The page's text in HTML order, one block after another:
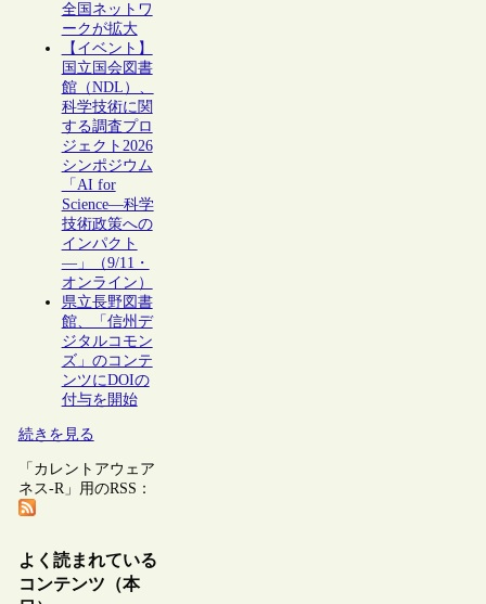
全国ネットワ
ークが拡大
【イベント】
国立国会図書
館（NDL）、
科学技術に関
する調査プロ
ジェクト2026
シンポジウム
「AI for
Science―科学
技術政策への
インパクト
―」（9/11・
オンライン）
県立長野図書
館、「信州デ
ジタルコモン
ズ」のコンテ
ンツにDOIの
付与を開始
続きを見る
「カレントアウェア
ネス-R」用のRSS：
よく読まれている
コンテンツ（本